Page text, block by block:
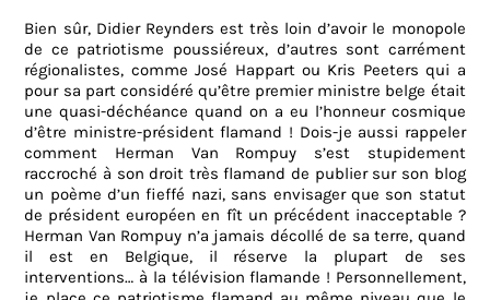
Bien sûr, Didier Reynders est très loin d’avoir le monopole
de ce patriotisme poussiéreux, d’autres sont carrément
régionalistes, comme José Happart ou Kris Peeters qui a
pour sa part considéré qu’être premier ministre belge était
une quasi-déchéance quand on a eu l’honneur cosmique
d’être ministre-président flamand ! Dois-je aussi rappeler
comment Herman Van Rompuy s’est stupidement
raccroché à son droit très flamand de publier sur son blog
un poème d’un fieffé nazi, sans envisager que son statut
de président européen en fît un précédent inacceptable ?
Herman Van Rompuy n’a jamais décollé de sa terre, quand
il est en Belgique, il réserve la plupart de ses
interventions… à la télévision flamande ! Personnellement,